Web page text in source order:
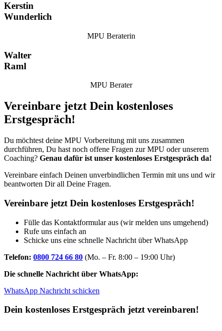
Kerstin
Wunderlich
MPU Beraterin
Walter
Raml
MPU Berater
Vereinbare jetzt Dein kostenloses
Erstgespräch!
Du möchtest deine MPU Vorbereitung mit uns zusammen
durchführen, Du hast noch offene Fragen zur MPU oder unserem
Coaching? Genau dafür ist unser kostenloses Erstgespräch da!
Vereinbare einfach Deinen unverbindlichen Termin mit uns und wir
beantworten Dir all Deine Fragen.
Vereinbare jetzt Dein kostenloses Erstgespräch!
Fülle das Kontaktformular aus (wir melden uns umgehend)
Rufe uns einfach an
Schicke uns eine schnelle Nachricht über WhatsApp
Telefon: 0800 724 66 80 (Mo. – Fr. 8:00 – 19:00 Uhr)
Die schnelle Nachricht über WhatsApp:
WhatsApp Nachricht schicken
Dein kostenloses Erstgespräch jetzt vereinbaren!